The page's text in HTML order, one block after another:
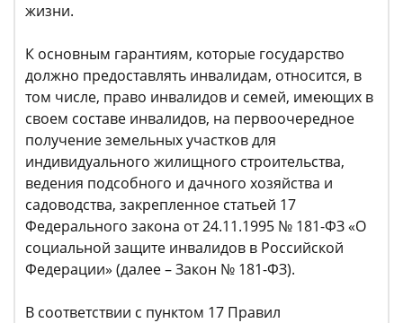
жизни.
К основным гарантиям, которые государство
должно предоставлять инвалидам, относится, в
том числе, право инвалидов и семей, имеющих в
своем составе инвалидов, на первоочередное
получение земельных участков для
индивидуального жилищного строительства,
ведения подсобного и дачного хозяйства и
садоводства, закрепленное статьей 17
Федерального закона от 24.11.1995 № 181-ФЗ «О
социальной защите инвалидов в Российской
Федерации» (далее – Закон № 181-ФЗ).
В соответствии с пунктом 17 Правил